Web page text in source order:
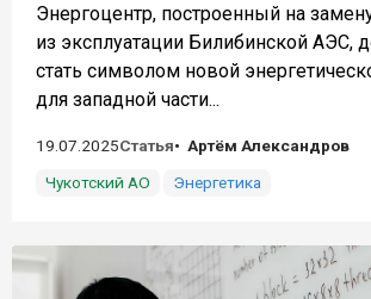
Энергоцентр, построенный на
из эксплуатации Билибинской АЭС,
стать символом новой
для западной части...
19.07.2025Статья
Артём Александров
Чукотский АО
Энергетика